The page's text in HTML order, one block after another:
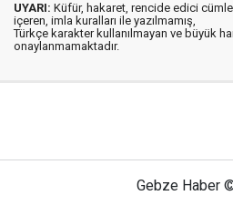
UYARI: Küfür, hakaret, rencide edici
içeren, imla kuralları ile yazılmamış,
Türkçe karakter kullanılmayan ve büyük
onaylanmamaktadır.
Gebze Haber